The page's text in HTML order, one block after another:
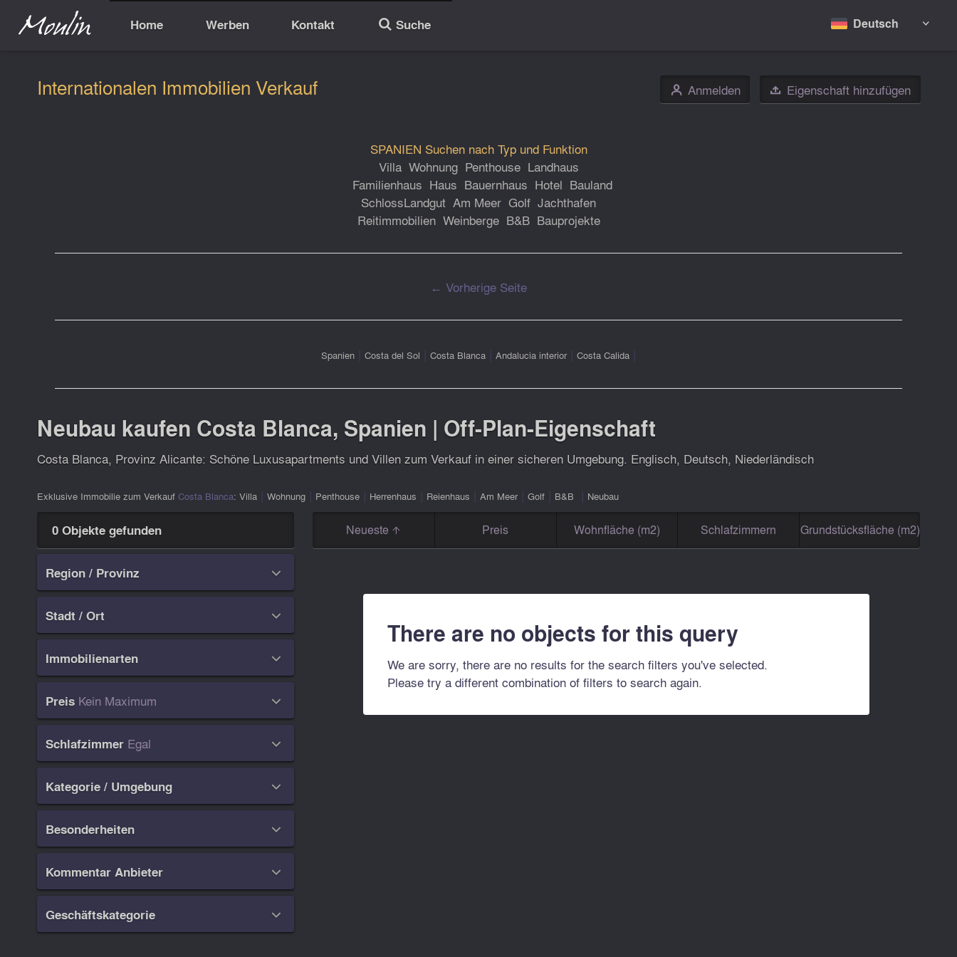
Home Werben Kontakt 🔎 Suche Deutsch 
Internationalen Immobilien Verkauf 👤 Anmelden  Eigenschaft hinzufügen
SPANIEN Suchen nach Typ und Funktion
Villa Wohnung Penthouse Landhaus
Familienhaus Haus Bauernhaus Hotel Bauland
SchlossLandgut Am Meer Golf Jachthafen
Reitimmobilien Weinberge B&B Bauprojekte
← Vorherige Seite
Spanien | Costa del Sol | Costa Blanca | Andalucia interior | Costa Calida |
Neubau kaufen Costa Blanca, Spanien | Off-Plan-Eigenschaft
Costa Blanca, Provinz Alicante: Schöne Luxusapartments und Villen zum Verkauf in einer sicheren Umgebung. Englisch, Deutsch, Niederländisch
Exklusive Immobilie zum Verkauf Costa Blanca: Villa| Wohnung| Penthouse| Herrenhaus | Reienhaus | Am Meer| Golf| B&B | Neubau
0 Objekte gefunden
Region / Provinz 
Stadt / Ort 
Immobilienarten 
Preis Kein Maximum 
Schlafzimmer Egal 
Kategorie / Umgebung 
Besonderheiten 
Kommentar Anbieter 
Geschäftskategorie 
Neueste Preis Wohnfläche (m2) Schlafzimmern Grundstücksfläche (m2)
There are no objects for this query
We are sorry, there are no results for the search filters you've selected.
Please try a different combination of filters to search again.